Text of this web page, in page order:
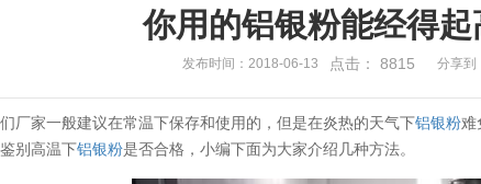
你用的铝银粉能经得起
发布时间：2018-06-13 点击： 8815 分享到
厂家一般建议在常温下保存和使用的，但是在炎热的天气下铝银粉难
别高温下铝银粉是否合格，小编下面为大家介绍几种方法。